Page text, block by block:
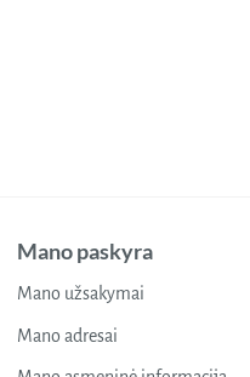
Mano paskyra
Mano užsakymai
Mano adresai